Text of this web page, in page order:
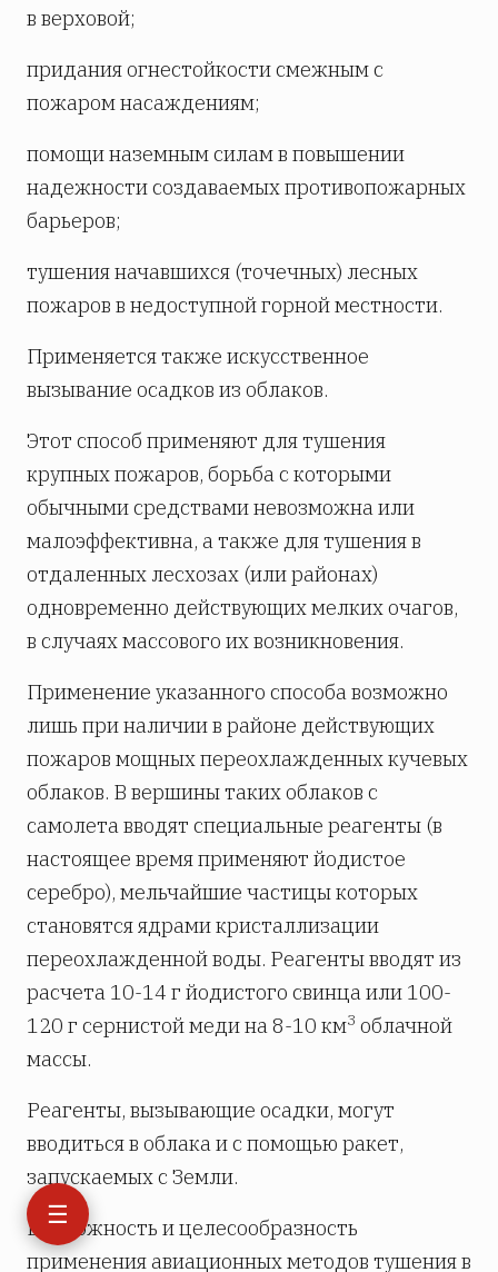
☰
в верховой;
придания огнестойкости смежным с
пожаром насаждениям;
помощи наземным силам в повышении
надежности создаваемых противопожарных
барьеров;
тушения начавшихся (точечных) лесных
пожаров в недоступной горной местности.
Применяется также искусственное
вызывание осадков из облаков.
Этот способ применяют для тушения
крупных пожаров, борьба с которыми
обычными средствами невозможна или
малоэффективна, а также для тушения в
отдаленных лесхозах (или районах)
одновременно действующих мелких очагов,
в случаях массового их возникновения.
Применение указанного способа возможно
лишь при наличии в районе действующих
пожаров мощных переохлажденных кучевых
облаков. В вершины таких облаков с
самолета вводят специальные реагенты (в
настоящее время применяют йодистое
серебро), мельчайшие частицы которых
становятся ядрами кристаллизации
переохлажденной воды. Реагенты вводят из
расчета 10-14 г йодистого свинца или 100-
120 г сернистой меди на 8-10 км3 облачной
массы.
Реагенты, вызывающие осадки, могут
вводиться в облака и с помощью ракет,
запускаемых с Земли.
Возможность и целесообразность
применения авиационных методов тушения в